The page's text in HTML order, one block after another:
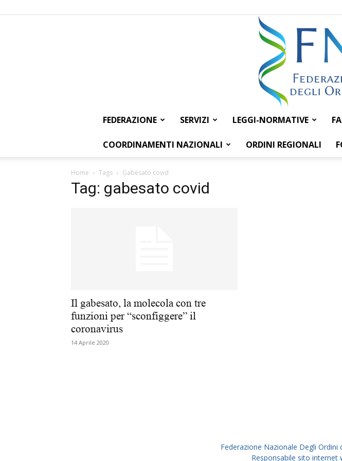
FEDERAZIONE SERVIZI LEGGI-NORMATIVE
COORDINAMENTI NAZIONALI ORDINI REGIONALI
Home Tags Gabesato covid
Tag: gabesato covid
Il gabesato, la molecola con tre
funzioni per “sconfiggere” il
coronavirus
14 Aprile 2020
Federazione Nazionale Degli
Responsabile sito internet